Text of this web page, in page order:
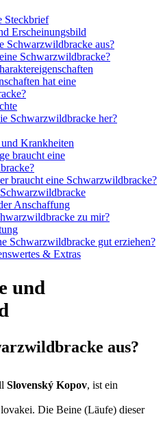
Steckbrief
Erscheinungsbild
Schwarzwildbracke aus?
Schwarzwildbracke?
hat eine
Schwarzwildbracke her?
Krankheiten
braucht eine
braucht eine Schwarzwildbracke?
Anschaffung
zu mir?
Schwarzwildbracke gut erziehen?
& Extras
und
aus?
Slovenský Kopov, ist ein
Die Beine (Läufe) dieser